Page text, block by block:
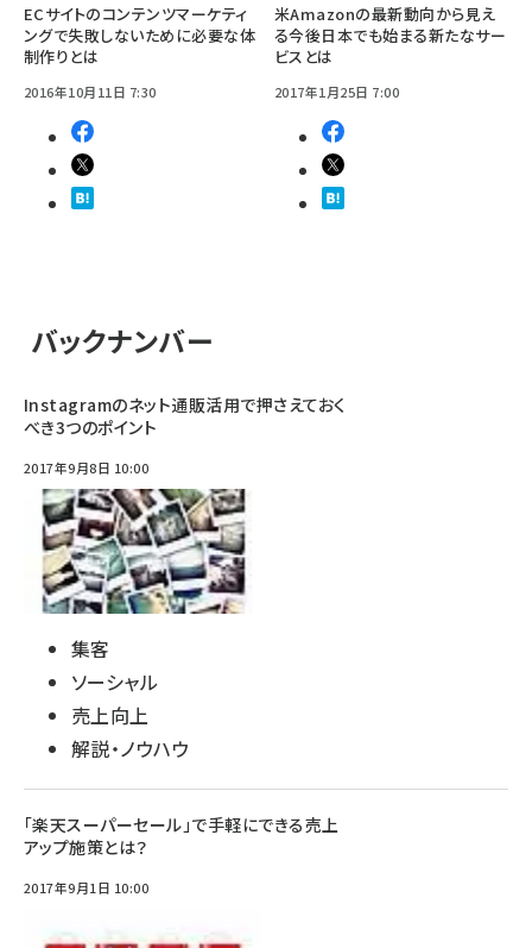
ECサイトのコンテンツマーケティ
ングで失敗しないために必要な体
制作りとは
2016年10月11日 7:30
米Amazonの最新動向から見え
る今後日本でも始まる新たなサー
ビスとは
2017年1月25日 7:00
バックナンバー
Instagramのネット通販活用で押さえておく
べき3つのポイント
2017年9月8日 10:00
集客
ソーシャル
売上向上
解説・ノウハウ
「楽天スーパーセール」で手軽にできる売上
アップ施策とは？
2017年9月1日 10:00